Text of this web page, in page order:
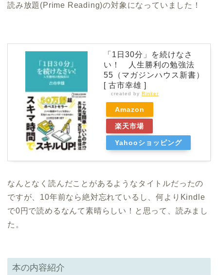
読み放題(Prime Reading)の対象になっていました！
「1日30分」を続けなさ
い！ 人生勝利の勉強法
55（マガジンハウス新書）
[ 古市幸雄 ]
created by Rinker
Amazon
楽天市場
Yahooショッピング
なんとなく読んだことがあるようなタイトルだったの
ですが、10年前なら絶対忘れているし、何よりKindle
で0円で読めるなんて素晴らしい！と思って、読みまし
た。
本の内容紹介